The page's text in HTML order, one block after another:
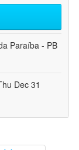
Paraíba - PB
Dec 31